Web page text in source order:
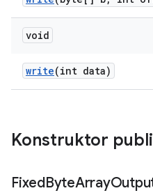
void
write(int data)
Konstruktor
FixedByteArray